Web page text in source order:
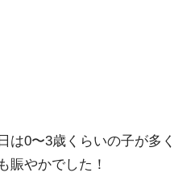
は0〜3歳くらいの子が多く
賑やかでした！